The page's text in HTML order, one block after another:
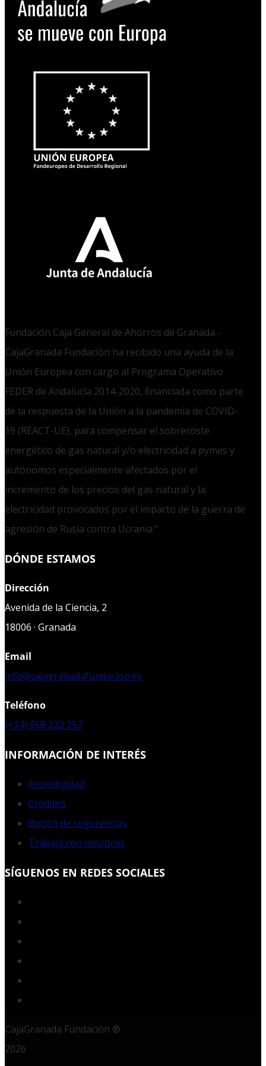
Fundación Caja General de Ahorros de Granada -
CajaGranada Fundación ha recibido una ayuda de la
Unión Europea con cargo al Programa Operativo
FEDER de Andalucía 2014-2020, financiada como parte
de la respuesta de la Unión a la pandemia de COVID-
19 (REACT-UE), para compensar el sobrecoste
energético de gas natural y/o electricidad a pymes y
autónomos especialmente afectados por el
incremento de los precios del gas natural y la
electricidad provocados por el impacto de la guerra de
agresión de Rusia contra Ucrania."
DÓNDE ESTAMOS
Dirección
Avenida de la Ciencia, 2
18006 · Granada
Email
info@cajagranadafundacion.es
Teléfono
(+34) 958 222 257
INFORMACIÓN DE INTERÉS
Accesibilidad
Créditos
Buzón de sugerencias
Trabaja con nosotros
SÍGUENOS EN REDES SOCIALES
CajaGranada Fundación ®
2026